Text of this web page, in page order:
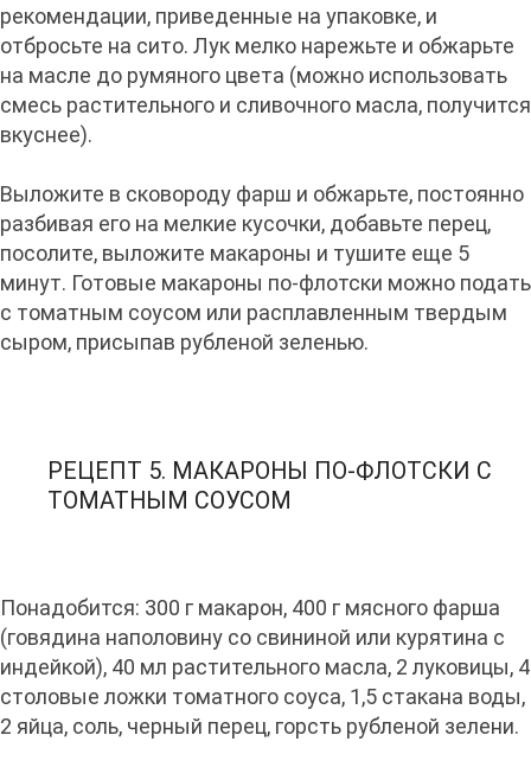
рекомендации, приведенные на упаковке, и
отбросьте на сито. Лук мелко нарежьте и обжарьте
на масле до румяного цвета (можно использовать
смесь растительного и сливочного масла, получится
вкуснее).
Выложите в сковороду фарш и обжарьте, постоянно
разбивая его на мелкие кусочки, добавьте перец,
посолите, выложите макароны и тушите еще 5
минут. Готовые макароны по-флотски можно подать
с томатным соусом или расплавленным твердым
сыром, присыпав рубленой зеленью.
РЕЦЕПТ 5. МАКАРОНЫ ПО-ФЛОТСКИ С
ТОМАТНЫМ СОУСОМ
Понадобится: 300 г макарон, 400 г мясного фарша
(говядина наполовину со свининой или курятина с
индейкой), 40 мл растительного масла, 2 луковицы, 4
столовые ложки томатного соуса, 1,5 стакана воды,
2 яйца, соль, черный перец, горсть рубленой зелени.